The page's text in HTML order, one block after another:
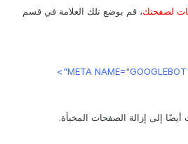
، قم بوضع تلك العلامة في قسم
إلى إزالة الصفحات المخبأة.